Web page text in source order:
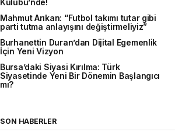
Kulübü’nde!
Mahmut Arıkan: “Futbol takımı tutar gibi
parti tutma anlayışını değiştirmeliyiz”
Burhanettin Duran’dan Dijital Egemenlik
İçin Yeni Vizyon
Bursa’daki Siyasi Kırılma: Türk
Siyasetinde Yeni Bir Dönemin Başlangıcı
mı?
SON HABERLER